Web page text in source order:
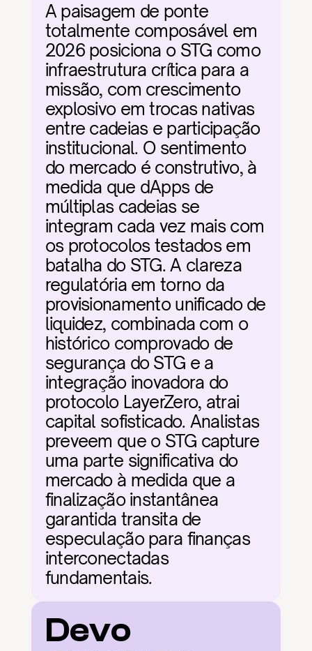
A paisagem de ponte
totalmente composável em
2026 posiciona o STG como
infraestrutura crítica para a
missão, com crescimento
explosivo em trocas nativas
entre cadeias e participação
institucional. O sentimento
do mercado é construtivo, à
medida que dApps de
múltiplas cadeias se
integram cada vez mais com
os protocolos testados em
batalha do STG. A clareza
regulatória em torno da
provisionamento unificado de
liquidez, combinada com o
histórico comprovado de
segurança do STG e a
integração inovadora do
protocolo LayerZero, atrai
capital sofisticado. Analistas
preveem que o STG capture
uma parte significativa do
mercado à medida que a
finalização instantânea
garantida transita de
especulação para finanças
interconectadas
fundamentais.
Devo